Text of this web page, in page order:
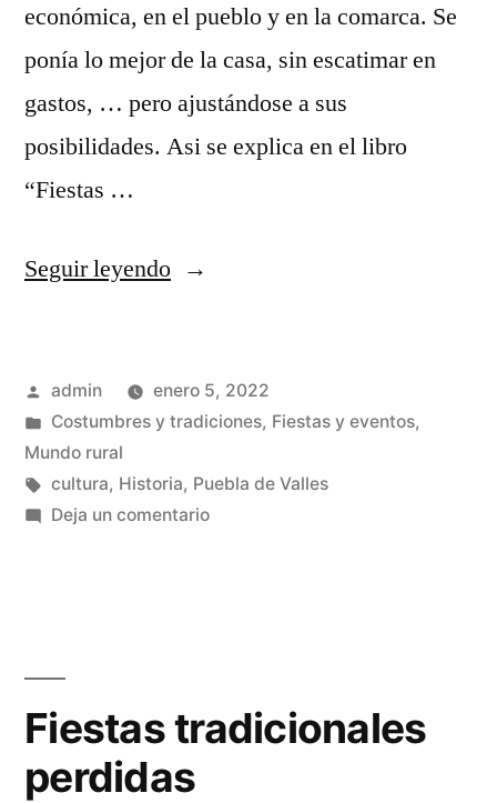
económica, en el pueblo y en la comarca. Se
ponía lo mejor de la casa, sin escatimar en
gastos, … pero ajustándose a sus
posibilidades. Asi se explica en el libro
“Fiestas …
Seguir leyendo«Ritos
perdidos»
Publicado
por
admin
enero 5, 2022
Publicado
en
Costumbres y tradiciones, Fiestas y eventos,
Mundo rural
Etiquetas:
cultura, Historia, Puebla de Valles
Deja un comentarioen
Fiestas tradicionales
perdidas